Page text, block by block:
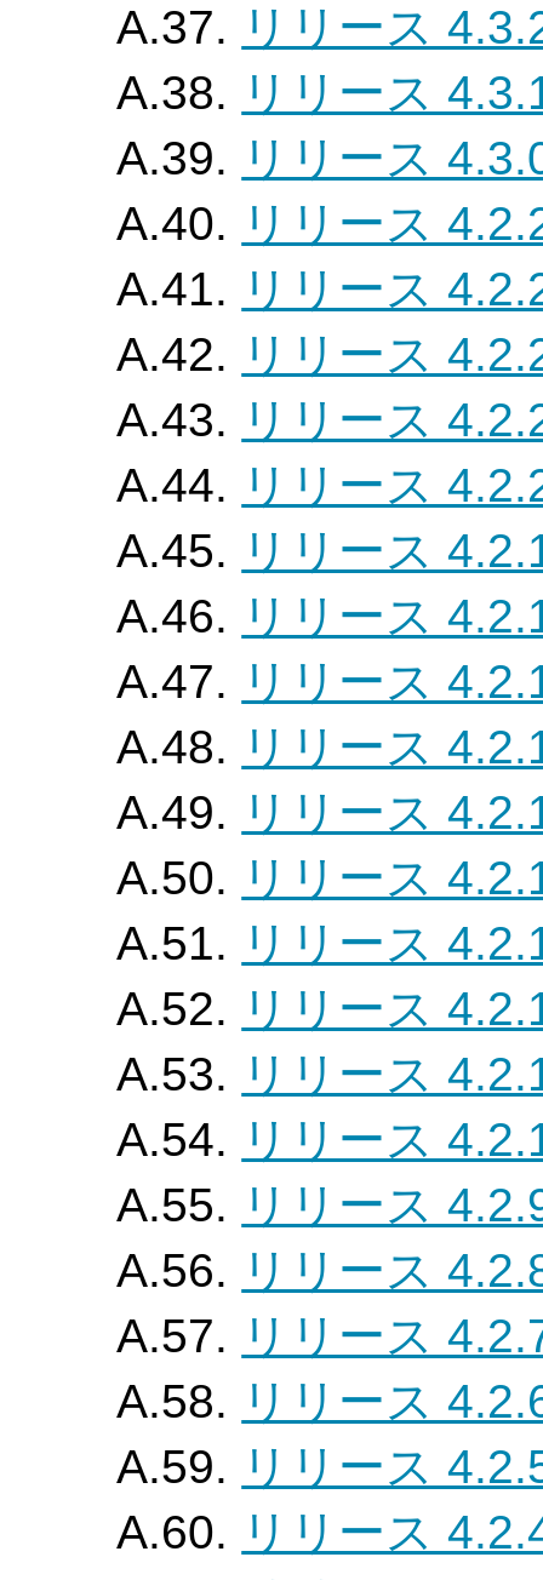
A.37. リリース
A.38. リリース
A.39. リリース
A.40. リリース
A.41. リリース
A.42. リリース
A.43. リリース
A.44. リリース
A.45. リリース
A.46. リリース
A.47. リリース
A.48. リリース
A.49. リリース
A.50. リリース
A.51. リリース
A.52. リリース
A.53. リリース
A.54. リリース
A.55. リリース
A.56. リリース
A.57. リリース
A.58. リリース
A.59. リリース
A.60. リリース